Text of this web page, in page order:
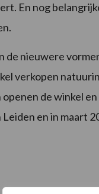
En nog
de nieuwere
verkopen
de winkel
en in maart